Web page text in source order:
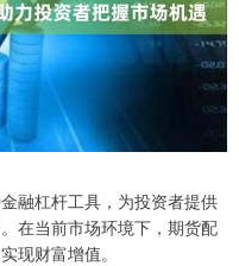
融杠杆工具，为投资者提供
在当前市场环境下，期货配
现财富增值。